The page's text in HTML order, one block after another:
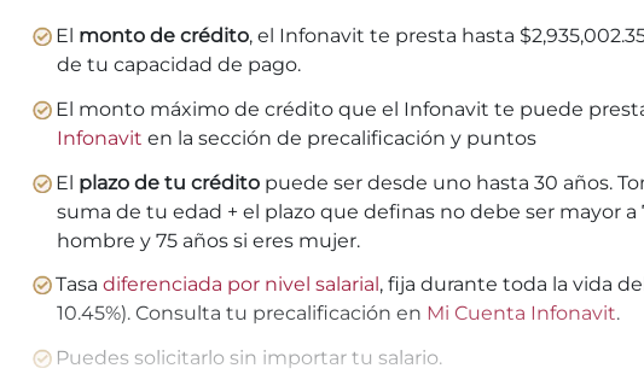
El monto de crédito, el Infonavit te presta hasta
de tu capacidad de pago.
El monto máximo de crédito que el Infonavit te puede
Infonavit en la sección de precalificación y puntos
El plazo de tu crédito puede ser desde uno hasta 30 años.
suma de tu edad + el plazo que definas no debe ser mayor a
hombre y 75 años si eres mujer.
Tasa diferenciada por nivel salarial , fija durante toda la vida
10.45%). Consulta tu precalificación en Mi Cuenta Infonavit.
Puedes solicitarlo sin importar tu salario.